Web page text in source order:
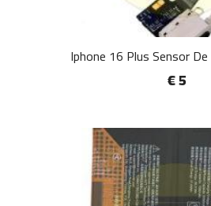
Iphone 16 Plus Sensor
€ 5